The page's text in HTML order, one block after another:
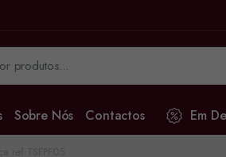
Sobre Nós Contactos Em